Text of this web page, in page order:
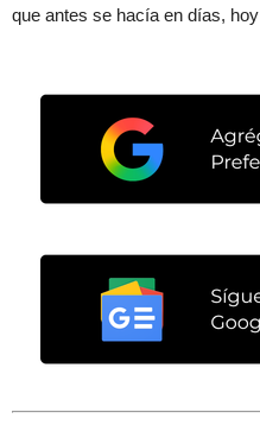
que antes se hacía en días,